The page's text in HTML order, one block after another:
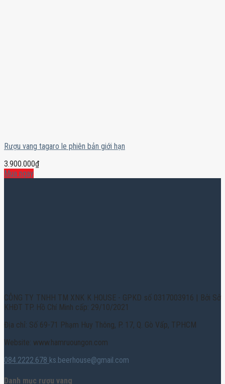
Rượu vang tagaro le phiên bản giới hạn
3.900.000₫
Mua ngay
CÔNG TY TNHH TM XNK K HOUSE - GPKD số 0317003916 | Bởi Sở
KHĐT TP. Hồ Chí Minh cấp: 29/10/2021
Địa chỉ: Số 69-71 Phạm Huy Thông, P. 17, Q. Gò Vấp, TPHCM
Website: www.hamruoungon.com
084.2222.678 ks.beerhouse@gmail.com
Danh mục rượu vang